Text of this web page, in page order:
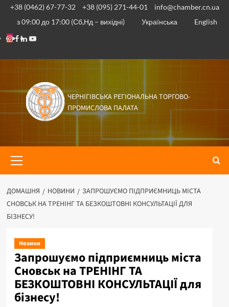
Перейти
вмісту
+38 (0462) 67-77-32 +38 (095) 271-44-01
info@chamber.cn.ua
з 09:00 до 17:00 (Сб,Нд – вихідні)
Українська
English
Instagram
Facebook
Linkedin
Youtube
ЧЕРНІГІВСЬКА РЕГІОНАЛЬНА ТОРГОВО-
ПРОМИСЛОВА ПАЛАТА
меню
ДОМАШНЯ НОВИНИ
ЗАПРОШУЄМО ПІДПРИЄМНИЦЬ МІСТА
СНОВСЬК НА ТРЕНІНГ ТА БЕЗКОШТОВНІ КОНСУЛЬТАЦІЇ ДЛЯ
БІЗНЕСУ!
Новини
Запрошуємо підприємниць міста
Сновськ на ТРЕНІНГ ТА
БЕЗКОШТОВНІ КОНСУЛЬТАЦІЇ для
бізнесу!